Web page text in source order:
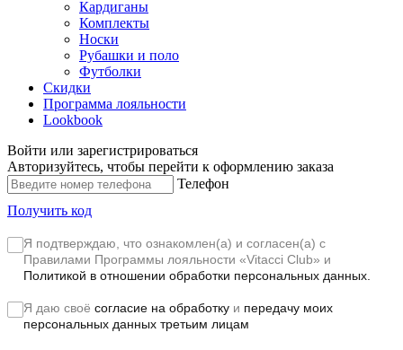
Кардиганы
Комплекты
Носки
Рубашки и поло
Футболки
Скидки
Программа лояльности
Lookbook
Войти или зарегистрироваться
Авторизуйтесь, чтобы перейти к оформлению заказа
Телефон
Получить код
Я подтверждаю, что ознакомлен(а) и согласен(а) с
Правилами Программы лояльности «Vitacci Club» и
Политикой в отношении обработки персональных данных.
Я даю своё согласие на обработку и передачу моих
персональных данных третьим лицам